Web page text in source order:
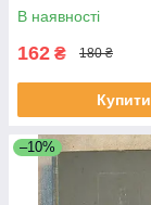
В наявності
162 ₴ 180 ₴
Купити
–10%